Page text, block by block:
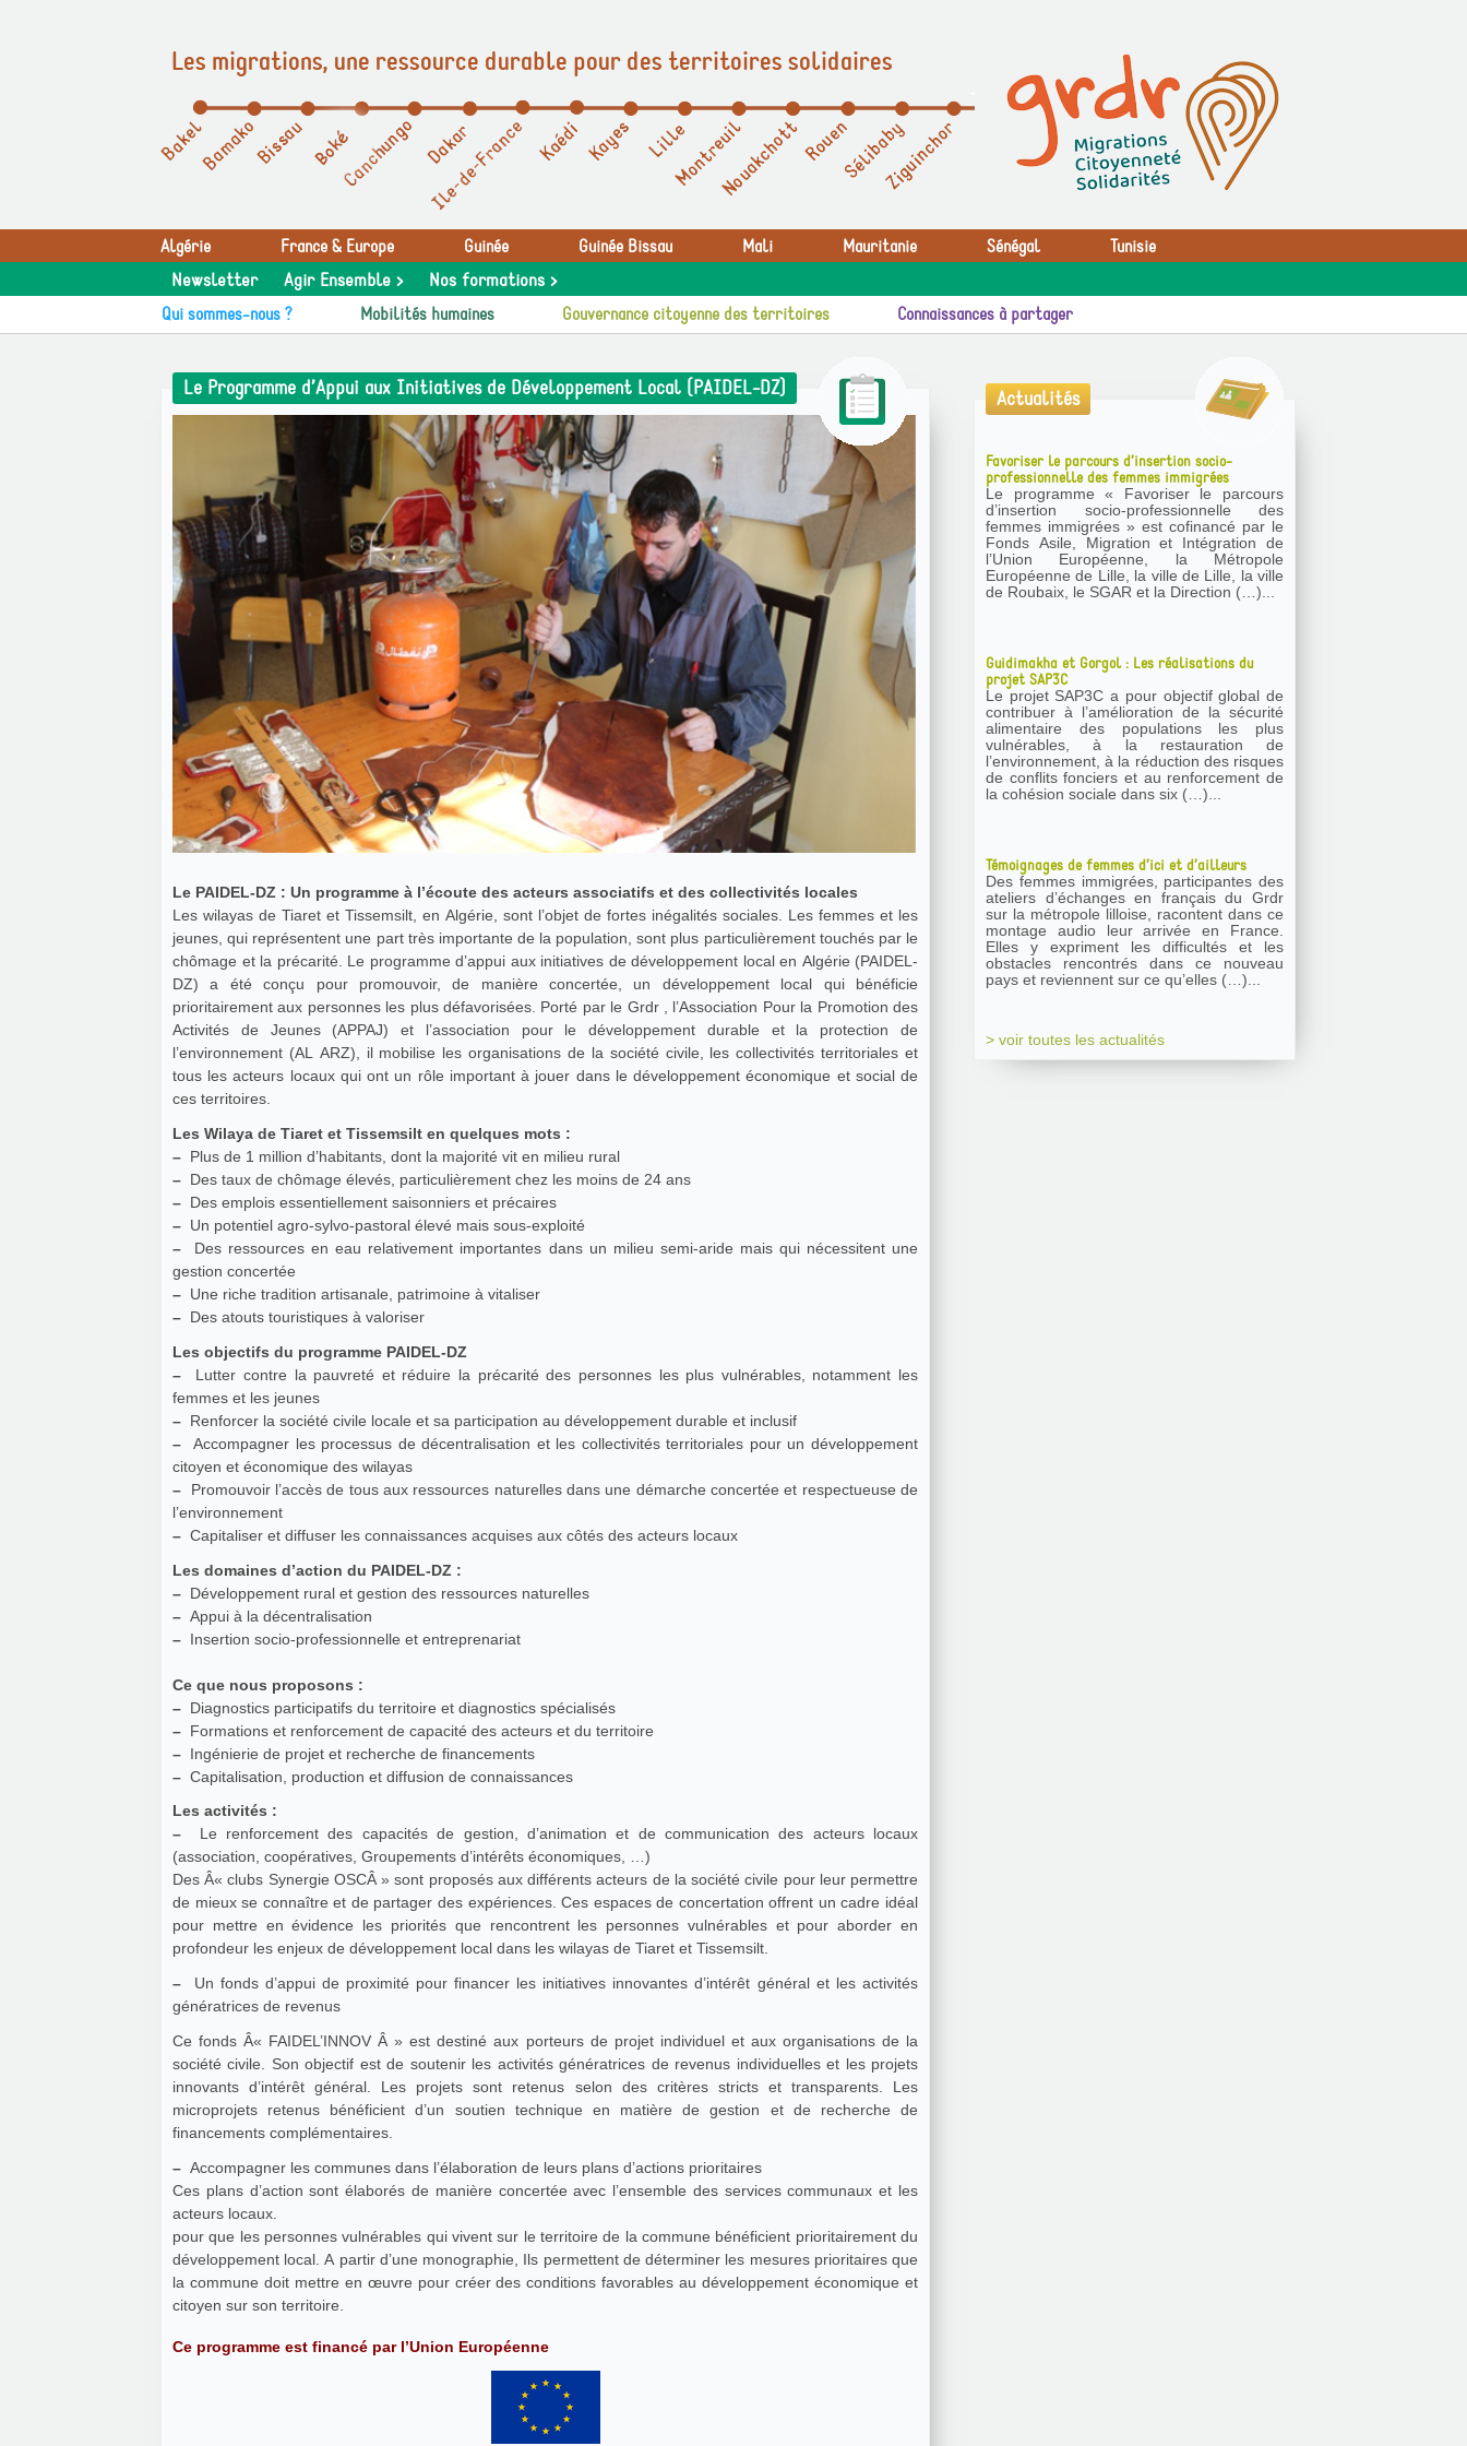
Les migrations, une ressource durable pour des territoires solidaires
Algérie France & Europe Guinée Guinée Bissau Mali Mauritanie Sénégal Tunisie
Newsletter Agir Ensemble > Nos formations >
Qui sommes-nous ? Mobilités humaines Gouvernance citoyenne des territoires Connaissances à partager
Le Programme d’Appui aux Initiatives de Développement Local (PAIDEL-DZ)
Le PAIDEL-DZ : Un programme à l’écoute des acteurs associatifs et des collectivités locales
Les wilayas de Tiaret et Tissemsilt, en Algérie, sont l’objet de fortes inégalités sociales. Les femmes et les
jeunes, qui représentent une part très importante de la population, sont plus particulièrement touchés par le
chômage et la précarité. Le programme d’appui aux initiatives de développement local en Algérie (PAIDEL-
DZ) a été conçu pour promouvoir, de manière concertée, un développement local qui bénéficie
prioritairement aux personnes les plus défavorisées. Porté par le Grdr , l’Association Pour la Promotion des
Activités de Jeunes (APPAJ) et l’association pour le développement durable et la protection de
l’environnement (AL ARZ), il mobilise les organisations de la société civile, les collectivités territoriales et
tous les acteurs locaux qui ont un rôle important à jouer dans le développement économique et social de
ces territoires.
Les Wilaya de Tiaret et Tissemsilt en quelques mots :
– Plus de 1 million d’habitants, dont la majorité vit en milieu rural
– Des taux de chômage élevés, particulièrement chez les moins de 24 ans
– Des emplois essentiellement saisonniers et précaires
– Un potentiel agro-sylvo-pastoral élevé mais sous-exploité
– Des ressources en eau relativement importantes dans un milieu semi-aride mais qui nécessitent une
gestion concertée
– Une riche tradition artisanale, patrimoine à vitaliser
– Des atouts touristiques à valoriser
Les objectifs du programme PAIDEL-DZ
– Lutter contre la pauvreté et réduire la précarité des personnes les plus vulnérables, notamment les
femmes et les jeunes
– Renforcer la société civile locale et sa participation au développement durable et inclusif
– Accompagner les processus de décentralisation et les collectivités territoriales pour un développement
citoyen et économique des wilayas
– Promouvoir l’accès de tous aux ressources naturelles dans une démarche concertée et respectueuse de
l’environnement
– Capitaliser et diffuser les connaissances acquises aux côtés des acteurs locaux
Les domaines d’action du PAIDEL-DZ :
– Développement rural et gestion des ressources naturelles
– Appui à la décentralisation
– Insertion socio-professionnelle et entreprenariat
Ce que nous proposons :
– Diagnostics participatifs du territoire et diagnostics spécialisés
– Formations et renforcement de capacité des acteurs et du territoire
– Ingénierie de projet et recherche de financements
– Capitalisation, production et diffusion de connaissances
Les activités :
– Le renforcement des capacités de gestion, d’animation et de communication des acteurs locaux
(association, coopératives, Groupements d’intérêts économiques, …)
Des Â« clubs Synergie OSCÂ » sont proposés aux différents acteurs de la société civile pour leur permettre
de mieux se connaître et de partager des expériences. Ces espaces de concertation offrent un cadre idéal
pour mettre en évidence les priorités que rencontrent les personnes vulnérables et pour aborder en
profondeur les enjeux de développement local dans les wilayas de Tiaret et Tissemsilt.
– Un fonds d’appui de proximité pour financer les initiatives innovantes d’intérêt général et les activités
génératrices de revenus
Ce fonds Â« FAIDEL’INNOV Â » est destiné aux porteurs de projet individuel et aux organisations de la
société civile. Son objectif est de soutenir les activités génératrices de revenus individuelles et les projets
innovants d’intérêt général. Les projets sont retenus selon des critères stricts et transparents. Les
microprojets retenus bénéficient d’un soutien technique en matière de gestion et de recherche de
financements complémentaires.
– Accompagner les communes dans l’élaboration de leurs plans d’actions prioritaires
Ces plans d’action sont élaborés de manière concertée avec l’ensemble des services communaux et les
acteurs locaux.
pour que les personnes vulnérables qui vivent sur le territoire de la commune bénéficient prioritairement du
développement local. A partir d’une monographie, Ils permettent de déterminer les mesures prioritaires que
la commune doit mettre en œuvre pour créer des conditions favorables au développement économique et
citoyen sur son territoire.
Ce programme est financé par l’Union Européenne
Actualités
Favoriser le parcours d’insertion socio-
professionnelle des femmes immigrées
Le programme « Favoriser le parcours
d’insertion socio-professionnelle des
femmes immigrées » est cofinancé par le
Fonds Asile, Migration et Intégration de
l’Union Européenne, la Métropole
Européenne de Lille, la ville de Lille, la ville
de Roubaix, le SGAR et la Direction (…)...
Guidimakha et Gorgol : Les réalisations du
projet SAP3C
Le projet SAP3C a pour objectif global de
contribuer à l’amélioration de la sécurité
alimentaire des populations les plus
vulnérables, à la restauration de
l’environnement, à la réduction des risques
de conflits fonciers et au renforcement de
la cohésion sociale dans six (…)...
Témoignages de femmes d’ici et d’ailleurs
Des femmes immigrées, participantes des
ateliers d’échanges en français du Grdr
sur la métropole lilloise, racontent dans ce
montage audio leur arrivée en France.
Elles y expriment les difficultés et les
obstacles rencontrés dans ce nouveau
pays et reviennent sur ce qu’elles (…)...
> voir toutes les actualités